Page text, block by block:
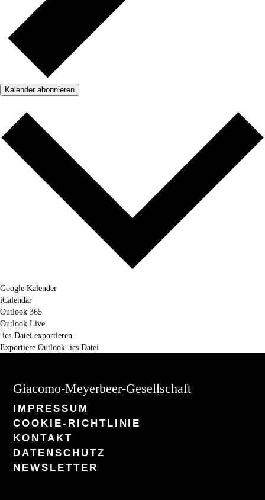
Kalender abonnieren
Google Kalender
iCalendar
Outlook 365
Outlook Live
.ics-Datei exportieren
Exportiere Outlook .ics Datei
Giacomo-Meyerbeer-Gesellschaft
IMPRESSUM
COOKIE-RICHTLINIE
KONTAKT
DATENSCHUTZ
NEWSLETTER